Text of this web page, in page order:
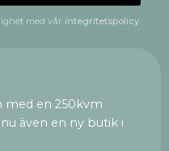
med vår integritetspolicy.
med en 250kvm
även en ny butik i